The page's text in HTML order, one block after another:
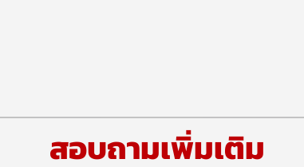
สอบถามเพิ่มเติม